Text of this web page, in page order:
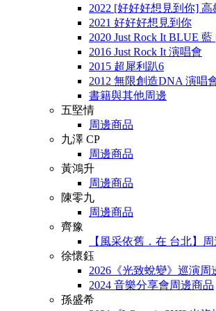
2022 [好好好想見到你]
2021 好好好想見到你
2020 Just Rock It BLUE
2016 Just Rock It 演唱會
2015 超犀利趴6
2012 無限創造DNA 演唱
書籍與其他周邊
五堅情
周邊商品
九澤 CP
周邊商品
黃鴻升
周邊商品
陳零九
周邊商品
齊豫
【風采依舊．在 台北】
徐懷鈺
2026《光致蛻變》巡演周
2024 音樂分享會周邊商品
孫盛希